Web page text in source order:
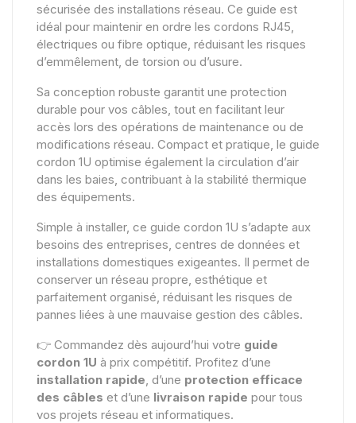
sécurisée des installations réseau. Ce guide est
idéal pour maintenir en ordre les cordons RJ45,
électriques ou fibre optique, réduisant les risques
d’emmêlement, de torsion ou d’usure.
Sa conception robuste garantit une protection
durable pour vos câbles, tout en facilitant leur
accès lors des opérations de maintenance ou de
modifications réseau. Compact et pratique, le guide
cordon 1U optimise également la circulation d’air
dans les baies, contribuant à la stabilité thermique
des équipements.
Simple à installer, ce guide cordon 1U s’adapte aux
besoins des entreprises, centres de données et
installations domestiques exigeantes. Il permet de
conserver un réseau propre, esthétique et
parfaitement organisé, réduisant les risques de
pannes liées à une mauvaise gestion des câbles.
👉 Commandez dès aujourd’hui votre guide
cordon 1U à prix compétitif. Profitez d’une
installation rapide , d’une protection efficace
des câbles et d’une livraison rapide pour tous
vos projets réseau et informatiques.